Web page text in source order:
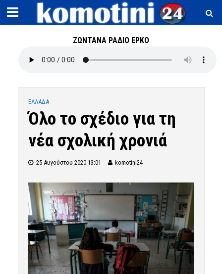
ΖΩΝΤΑΝΑ ΡΑΔΙΟ ΕΡΚΟ
ΕΛΛΑΔΑ
Όλο το σχέδιο για τη
νέα σχολική χρονιά
25 Αυγούστου 2020 13:01 komotini24